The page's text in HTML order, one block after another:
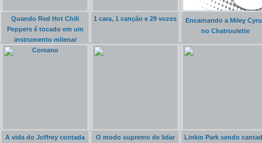
Quando Red Hot Chili
Peppers é tocado em um
instrumento milenar
Coreano
1 cara, 1 canção e 29 vozes
Encarnando a Miley
no Chatroulette
A vida do Joffrey contada
O modo supremo de lidar
Linkin Park sendo